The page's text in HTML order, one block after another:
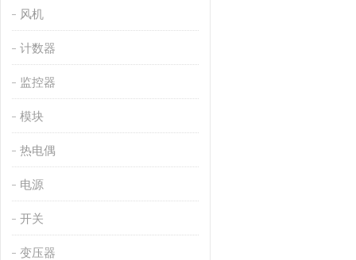
风机
计数器
监控器
模块
热电偶
电源
开关
变压器